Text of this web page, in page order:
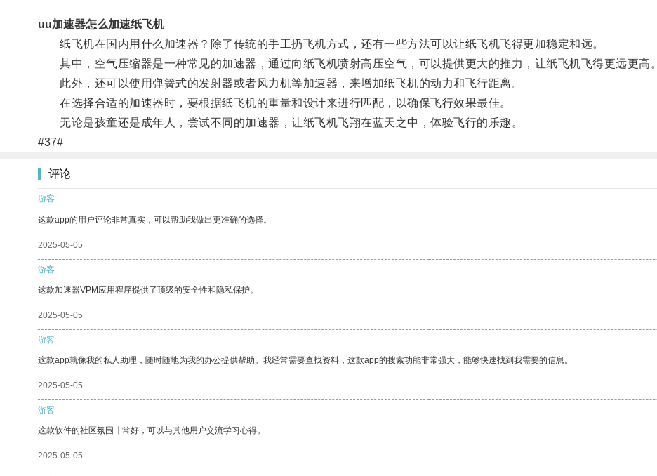
uu加速器怎么加速纸飞机
纸飞机在国内用什么加速器？除了传统的手工扔飞机方式，还有一些方法可以让纸飞机飞得更加稳定和远。
其中，空气压缩器是一种常见的加速器，通过向纸飞机喷射高压空气，可以提供更大的推力，让纸飞机飞得更远更高。
此外，还可以使用弹簧式的发射器或者风力机等加速器，来增加纸飞机的动力和飞行距离。
在选择合适的加速器时，要根据纸飞机的重量和设计来进行匹配，以确保飞行效果最佳。
无论是孩童还是成年人，尝试不同的加速器，让纸飞机飞翔在蓝天之中，体验飞行的乐趣。
#37#
评论
游客
这款app的用户评论非常真实，可以帮助我做出更准确的选择。
2025-05-05
游客
这款加速器VPM应用程序提供了顶级的安全性和隐私保护。
2025-05-05
游客
这款app就像我的私人助理，随时随地为我的办公提供帮助。我经常需要查找资料，这款app的搜索功能非常强大，能够快速找到我需要的信息。
2025-05-05
游客
这款软件的社区氛围非常好，可以与其他用户交流学习心得。
2025-05-05